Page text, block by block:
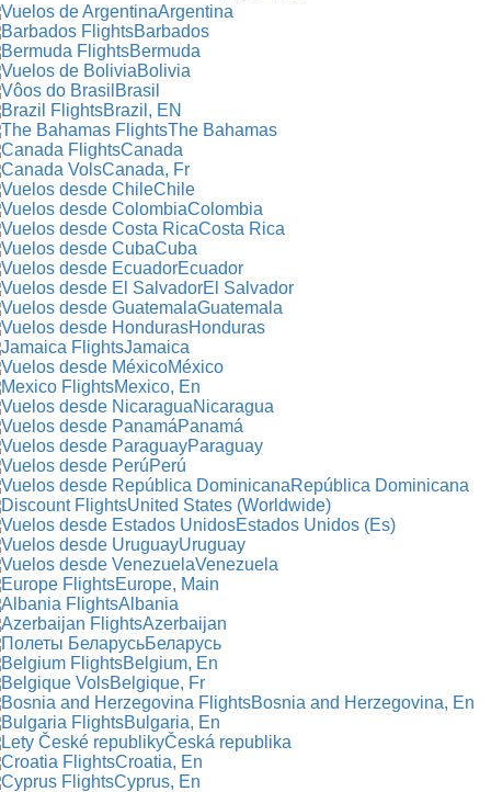
Argentina
Barbados
Bermuda
Bolivia
Brasil
Brazil, EN
The Bahamas
Canada
Canada, Fr
Chile
Colombia
Costa Rica
Cuba
Ecuador
El Salvador
Guatemala
Honduras
Jamaica
México
Mexico, En
Nicaragua
Panamá
Paraguay
Perú
República Dominicana
United States (Worldwide)
Estados Unidos (Es)
Uruguay
Venezuela
Europe, Main
Albania
Azerbaijan
Беларусь
Belgium, En
Belgique, Fr
Bosnia and Herzegovina, En
Bulgaria, En
Česká republika
Croatia, En
Cyprus, En